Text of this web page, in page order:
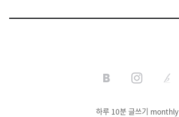
하루 10분 글쓰기 monthly